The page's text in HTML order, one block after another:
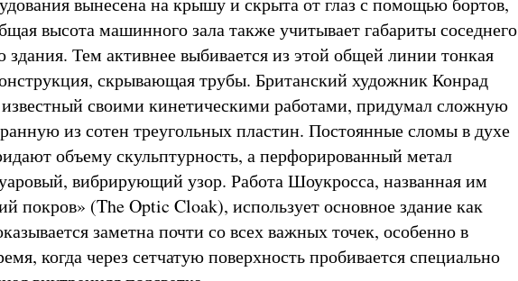
высота машинного зала также учитывает габариты соседнего
здания. Тем активнее выбивается из этой общей линии тонкая
скрывающая трубы. Британский художник Конрад
своими кинетическими работами, придумал сложную
из сотен треугольных пластин. Постоянные сломы в духе
объему скульптурность, а перфорированный метал
вибрирующий узор. Работа Шоукросса, названная им
покров» (The Optic Cloak), использует основное здание как
заметна почти со всех важных точек, особенно в
когда через сетчатую поверхность пробивается специально